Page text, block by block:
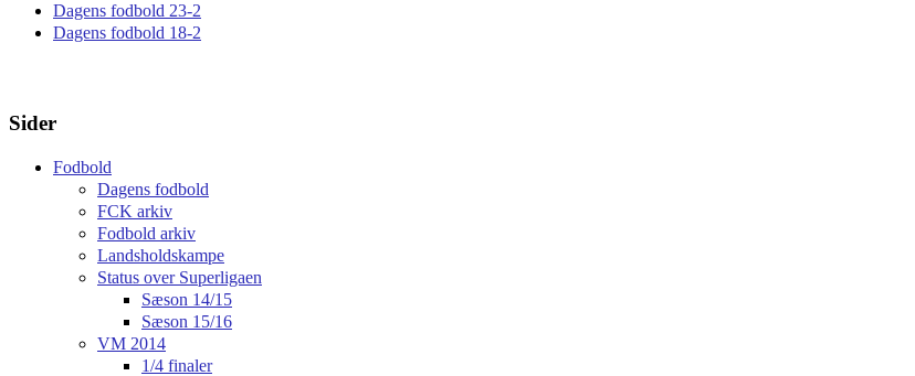
Dagens fodbold 23-2
Dagens fodbold 18-2
Sider
Fodbold
Dagens fodbold
FCK arkiv
Fodbold arkiv
Landsholdskampe
Status over Superligaen
Sæson 14/15
Sæson 15/16
VM 2014
1/4 finaler